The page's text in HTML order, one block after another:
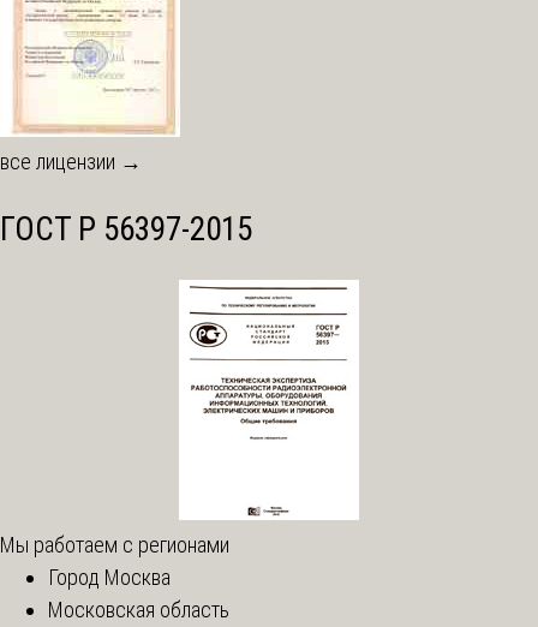
все лицензии →
ГОСТ Р 56397-2015
Мы работаем с регионами
Город Москва
Московская область